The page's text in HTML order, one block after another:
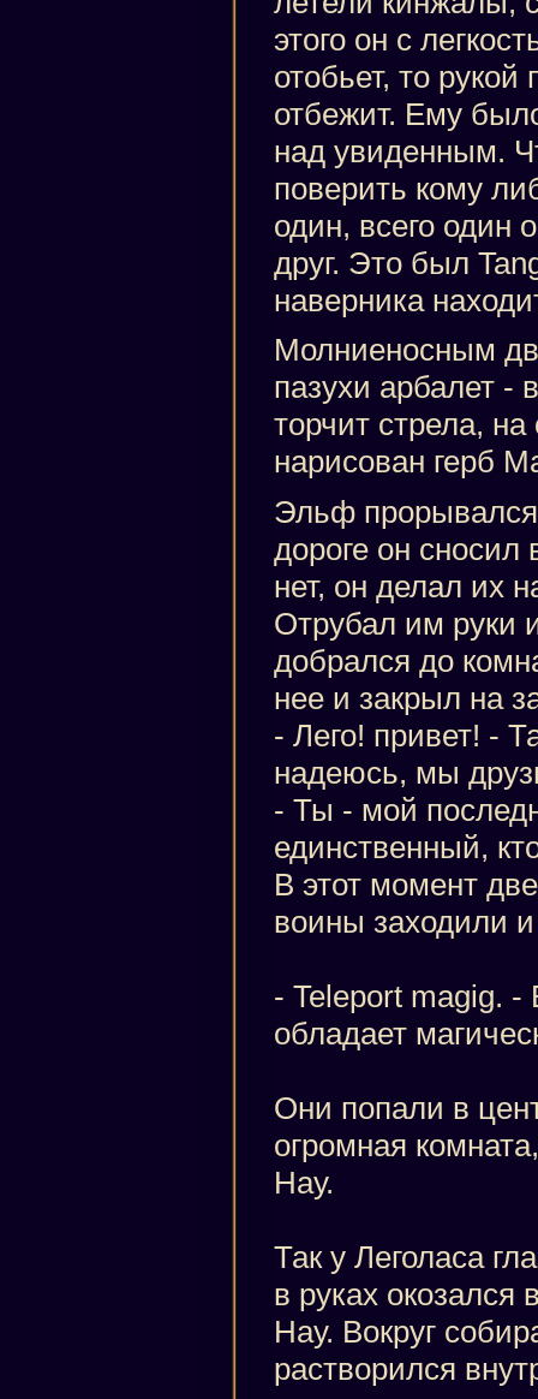
этого он с
отобьет, то рукой
отбежит. Ему
над увиденным.
поверить кому
один, всего
друг. Это был
наверника
Молниеносным
пазухи арбалет -
торчит стрела,
нарисован герб
Эльф прорывался
дороге он сносил
нет, он делал их
Отрубал им руки
добрался до
нее и закрыл на
- Лего! привет! -
надеюсь, мы
- Ты - мой
единственный,
В этот момент
воины заходили
- Teleport magig. -
обладает
Они попали в
огромная
Нау.
Так у Леголаса
в руках
Нау. Вокруг
растворился